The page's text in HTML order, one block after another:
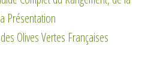
Présentation
Olives Vertes Françaises